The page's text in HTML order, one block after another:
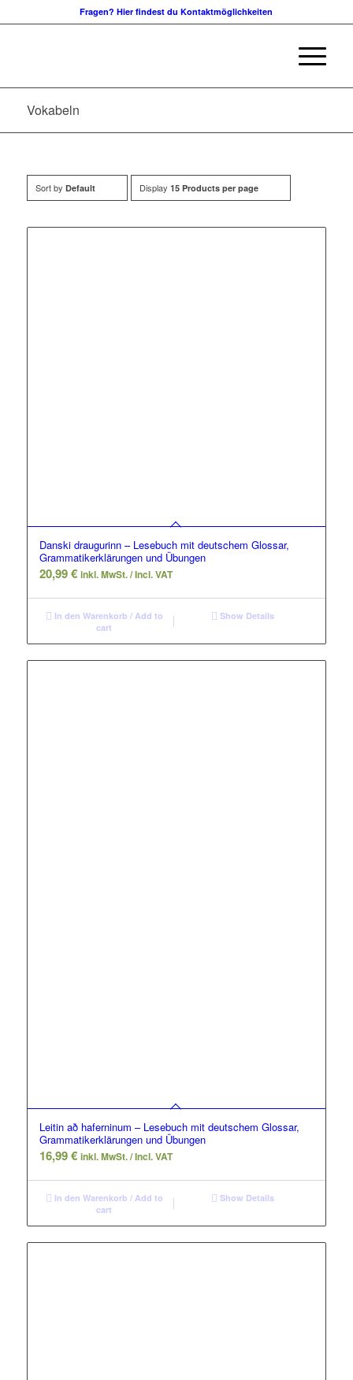
Fragen? Hier findest du Kontaktmöglichkeiten
Vokabeln
Sort by Default Display 15 Products per page
Danski draugurinn – Lesebuch mit deutschem Glossar,
Grammatikerklärungen und Übungen
20,99€ inkl. MwSt. / Incl. VAT
In den Warenkorb / Add to
cart
Show Details
Leitin að haferninum – Lesebuch mit deutschem Glossar,
Grammatikerklärungen und Übungen
16,99€ inkl. MwSt. / Incl. VAT
In den Warenkorb / Add to
cart
Show Details